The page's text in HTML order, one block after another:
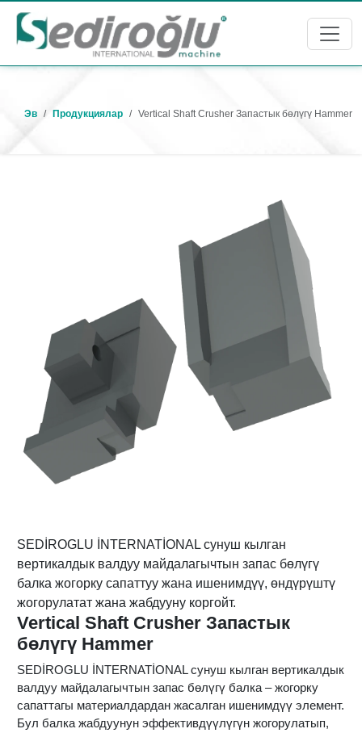
Эв Продукциялар Vertical Shaft Crusher Запастык бөлүгү Hammer
SEDİROGLU İNTERNATİONAL сунуш кылган
вертикалдык валдуу майдалагычтын запас бөлүгү
балка жогорку сапаттуу жана ишенимдүү, өндүрүштү
жогорулатат жана жабдууну коргойт.
Vertical Shaft Crusher Запастык
бөлүгү Hammer
SEDİROGLU İNTERNATİONAL сунуш кылган вертикалдык
валдуу майдалагычтын запас бөлүгү балка – жогорку
сапаттагы материалдардан жасалган ишенимдүү элемент.
Бул балка жабдуунун эффективдүүлүгүн жогорулатып,